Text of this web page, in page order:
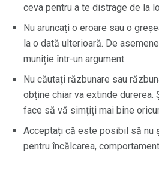
ceva pentru a te distrage de la
Nu aruncați o eroare sau o
la o dată ulterioară. De
muniție într-un argument.
Nu căutați răzbunare sau
obține chiar va extinde durerea.
face să vă simțiți mai bine
Acceptați că este posibil să nu
pentru încălcarea,